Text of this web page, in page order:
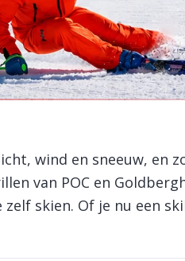
wind en sneeuw, en
van POC en
skien. Of je nu een